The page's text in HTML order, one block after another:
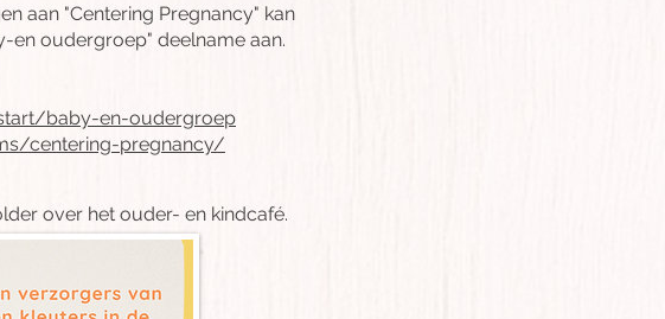
aan "Centering Pregnancy" kan
en oudergroep" deelname aan.
baby-en-oudergroep
centering-pregnancy/
over het ouder- en kindcafé.